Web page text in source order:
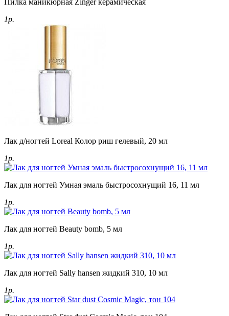
Пилка маникюрная Zinger керамическая
1р.
Лак д/ногтей Loreal Колор риш гелевый, 20 мл
1р.
Лак для ногтей Умная эмаль быстросохнущий 16, 11 мл
1р.
Лак для ногтей Beauty bomb, 5 мл
1р.
Лак для ногтей Sally hansen жидкий 310, 10 мл
1р.